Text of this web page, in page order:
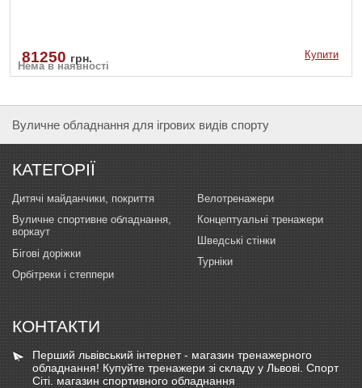
Нема в наявності
81250 грн. Купити
Вуличне обладнання для ігрових видів спорту
КАТЕГОРІЇ
Дитячі майданчики, покриття
Вуличне спортивне обладнання,
воркаут
Бігові доріжки
Орбітреки і степпери
Велотренажери
Концептуальні тренажери
Шведські стінки
Турніки
КОНТАКТИ
Перший львівський інтернет - магазин тренажерного
обладнання! Купуйте тренажери зі складу у Львові. Спорт
Сіті. магазин спортивного обладнання